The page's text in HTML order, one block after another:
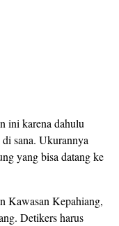
ini karena dahulu
sana. Ukurannya
yang bisa datang ke
Kawasan Kepahiang,
Detikers harus